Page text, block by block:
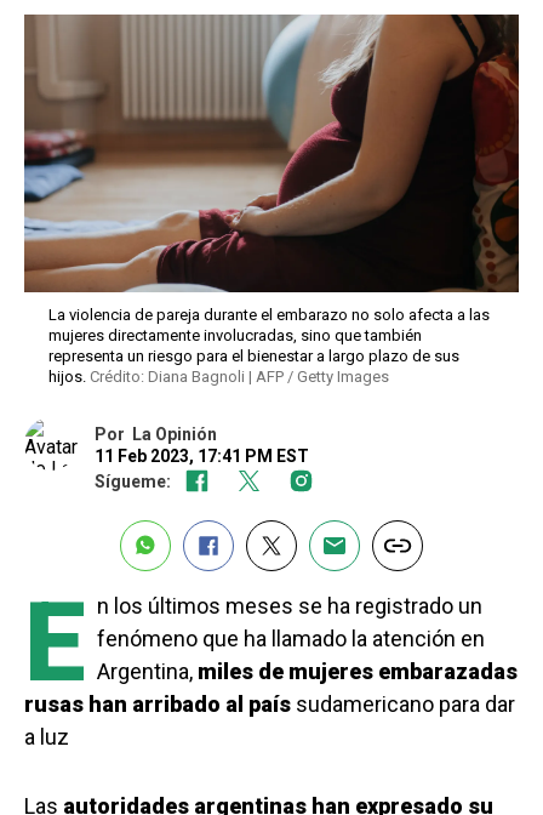
La violencia de pareja durante el embarazo no solo afecta a las
mujeres directamente involucradas, sino que también
representa un riesgo para el bienestar a largo plazo de sus
hijos. Crédito: Diana Bagnoli | AFP / Getty Images
Por
La Opinión
11 Feb 2023, 17:41 PM EST
Sígueme:
E n los últimos meses se ha registrado un
fenómeno que ha llamado la atención en
Argentina, miles de mujeres embarazadas
rusas han arribado al país sudamericano para dar
a luz
Las autoridades argentinas han expresado su